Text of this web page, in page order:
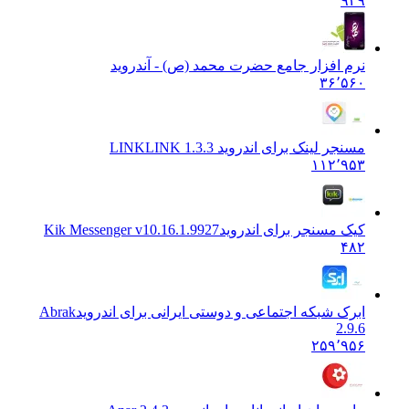
نرم افزار جامع حضرت محمد (ص) - آندروید
۳۶٬۵۶۰
مسنجر لینک برای اندروید LINK LINK 1.3.3
۱۱۲٬۹۵۳
کیک مسنجر برای اندروید Kik Messenger v10.16.1.9927
ابرک شبکه اجتماعی و دوستی ایرانی برای اندروید Abrak
۲۵۹٬۹۵۶